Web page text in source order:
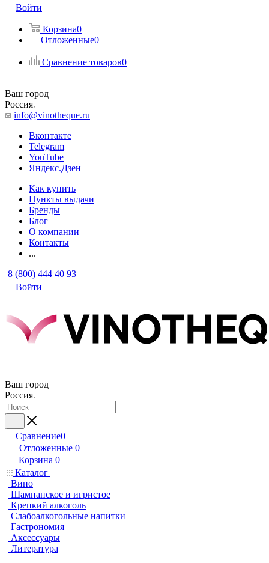
Войти
Корзина0
Отложенные0
Сравнение товаров0
Ваш город
Россия
info@vinotheque.ru
Вконтакте
Telegram
YouTube
Яндекс.Дзен
Как купить
Пункты выдачи
Бренды
Блог
О компании
Контакты
...
8 (800) 444 40 93
Войти
Ваш город
Россия
Сравнение0
Отложенные 0
Корзина 0
Каталог
Вино
Шампанское и игристое
Крепкий алкоголь
Слабоалкогольные напитки
Гастрономия
Аксессуары
Литература